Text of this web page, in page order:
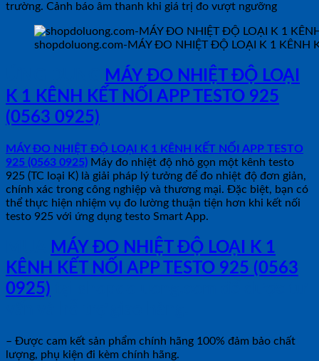
trường. Cảnh báo âm thanh khi giá trị đo vượt ngưỡng
shopdoluong.com-MÁY ĐO NHIỆT ĐỘ LOẠI K 1 KÊNH
MÁY ĐO NHIỆT ĐỘ LOẠI
K 1 KÊNH KẾT NỐI APP TESTO 925
(0563 0925)
MÁY ĐO NHIỆT ĐỘ LOẠI K 1 KÊNH KẾT NỐI APP TESTO
925 (0563 0925) Máy đo nhiệt độ nhỏ gọn một kênh testo
925 (TC loại K) là giải pháp lý tưởng để đo nhiệt độ đơn giản,
chính xác trong công nghiệp và thương mại. Đặc biệt, bạn có
thể thực hiện nhiệm vụ đo lường thuận tiện hơn khi kết nối
testo 925 với ứng dụng testo Smart App.
MÁY ĐO NHIỆT ĐỘ LOẠI K 1
KÊNH KẾT NỐI APP TESTO 925 (0563
0925)
– Được cam kết sản phẩm chính hãng 100% đảm bảo chất
lượng, phụ kiện đi kèm chính hãng.